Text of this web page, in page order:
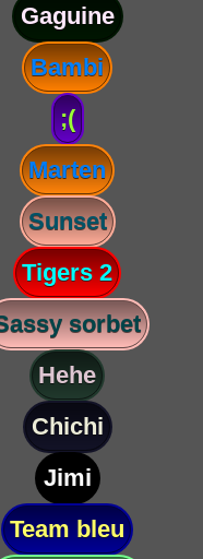
Gaguine
Bambi
;(
Marten
Sunset
Tigers 2
sorbet
Hehe
Chichi
Jimi
Team bleu